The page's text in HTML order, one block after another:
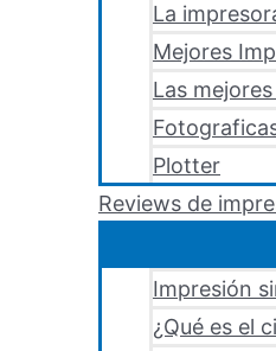
La
Mejores
Las
Plotter
Reviews de
Impresión
¿Qué es el